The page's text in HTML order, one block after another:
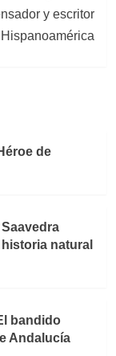
y escritor
de
natural
bandido
Andalucía